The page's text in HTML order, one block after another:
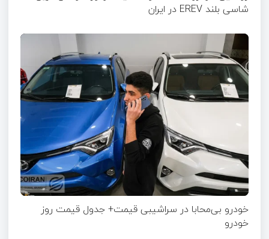
شاسی بلند EREV در ایران
خودرو بی‌محابا در سراشیبی قیمت+ جدول قیمت روز
خودرو